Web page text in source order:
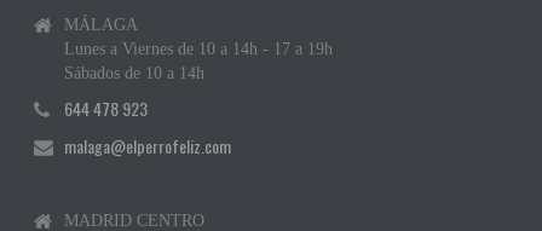
MÁLAGA
Lunes a Viernes de 10 a 14h - 17 a 19h
Sábados de 10 a 14h
644 478 923
malaga@elperrofeliz.com
MADRID CENTRO